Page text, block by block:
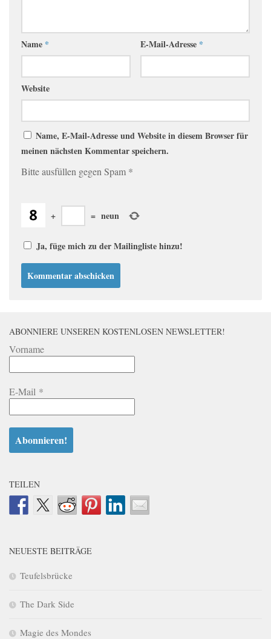
Name * E-Mail-Adresse *
Website
Name, E-Mail-Adresse und Website in diesem Browser für
meinen nächsten Kommentar speichern.
Bitte ausfüllen gegen Spam *
+ = neun
Ja, füge mich zu der Mailingliste hinzu!
ABONNIERE UNSEREN KOSTENLOSEN NEWSLETTER!
Vorname
E-Mail *
TEILEN
NEUESTE BEITRÄGE
Teufelsbrücke
The Dark Side
Magie des Mondes